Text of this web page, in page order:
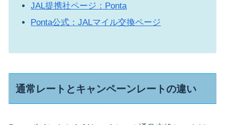
JAL提携社ページ：Ponta
Ponta公式：JALマイル交換ページ
通常レートとキャンペーンレートの違い